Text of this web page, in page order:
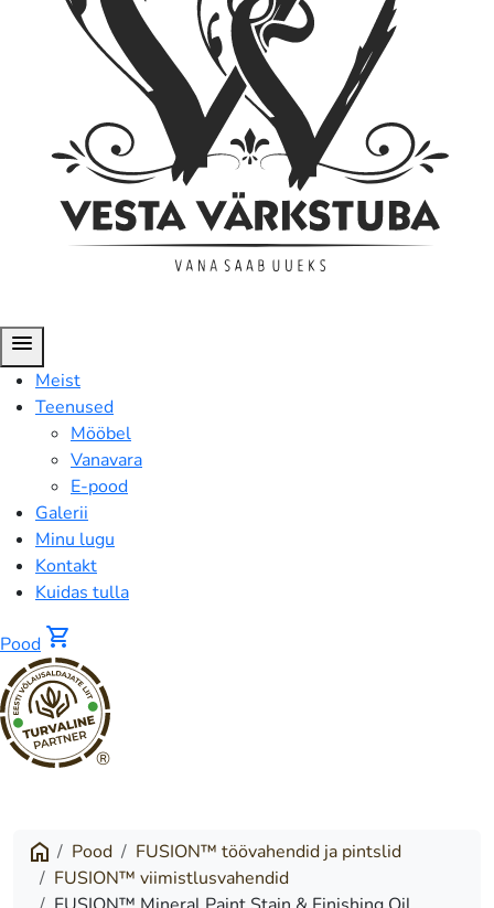
menu
Meist
Teenused
Mööbel
Vanavara
E-pood
Galerii
Minu lugu
Kontakt
Kuidas tulla
Pood shopping_cart
®
Paint
Stain
Pood
FUSION™ töövahendid ja pintslid
FUSION™ viimistlusvahendid